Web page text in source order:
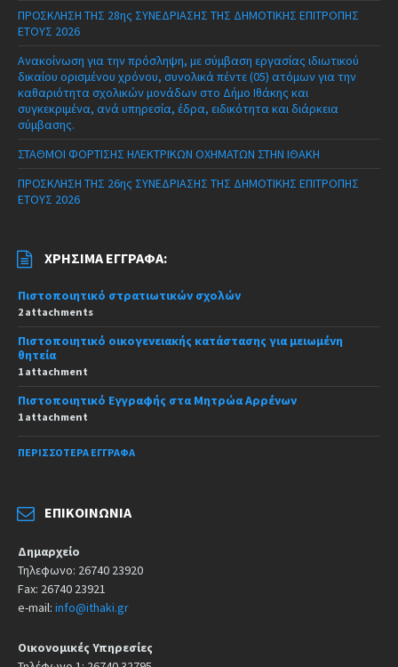
ΠΡΟΣΚΛΗΣΗ ΤΗΣ 28ης ΣΥΝΕΔΡΙΑΣΗΣ ΤΗΣ ΔΗΜΟΤΙΚΗΣ ΕΠΙΤΡΟΠΗΣ
ΕΤΟΥΣ 2026
Ανακοίνωση για την πρόσληψη, με σύμβαση εργασίας ιδιωτικού
δικαίου ορισμένου χρόνου, συνολικά πέντε (05) ατόμων για την
καθαριότητα σχολικών μονάδων στο Δήμο Ιθάκης και
συγκεκριμένα, ανά υπηρεσία, έδρα, ειδικότητα και διάρκεια
σύμβασης.
ΣΤΑΘΜΟΙ ΦΟΡΤΙΣΗΣ ΗΛΕΚΤΡΙΚΩΝ ΟΧΗΜΑΤΩΝ ΣΤΗΝ ΙΘΑΚΗ
ΠΡΟΣΚΛΗΣΗ ΤΗΣ 26ης ΣΥΝΕΔΡΙΑΣΗΣ ΤΗΣ ΔΗΜΟΤΙΚΗΣ ΕΠΙΤΡΟΠΗΣ
ΕΤΟΥΣ 2026
ΧΡΉΣΙΜΑ ΈΓΓΡΑΦΑ:
Πιστοποιητικό στρατιωτικών σχολών
2 attachments
Πιστοποιητικό οικογενειακής κατάστασης για μειωμένη
θητεία
1 attachment
Πιστοποιητικό Εγγραφής στα Μητρώα Αρρένων
1 attachment
ΠΕΡΙΣΣΌΤΕΡΑ ΈΓΓΡΑΦΑ
ΕΠΙΚΟΙΝΩΝΊΑ
Δημαρχείο
Τηλεφωνο: 26740 23920
Fax: 26740 23921
e-mail: info@ithaki.gr
Οικονομικές Υπηρεσίες